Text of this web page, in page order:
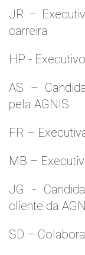
JR –
carreira
HP -
AS –
pela AGNIS
FR –
MB –
JG -
cliente da
SD –